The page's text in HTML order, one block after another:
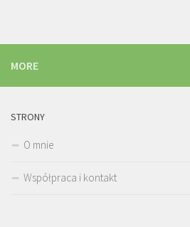
MORE
STRONY
O mnie
Współpraca i kontakt